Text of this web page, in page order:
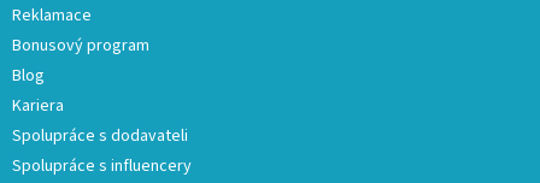
Reklamace
Bonusový program
Blog
Kariera
Spolupráce s dodavateli
Spolupráce s influencery